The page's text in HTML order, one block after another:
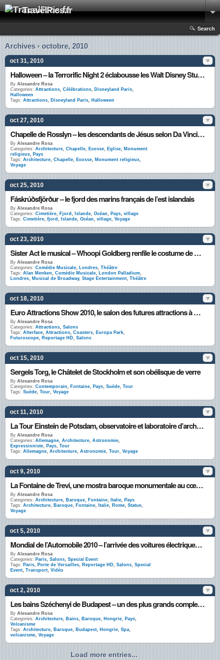
TravelPics.fr
Search
Archives › octobre, 2010
oct 31, 2010
Halloween – la Terrorific Night 2 éclabousse les Walt Disney Studios d’hémoglobine
By Alexandre Rosa
Categories: Attractions, Célébrations, Disneyland Paris,
Halloween
Tags: Attractions, Disneyland Paris, Halloween
oct 27, 2010
Chapelle de Rosslyn – les descendants de Jésus selon Da Vinci Code sont-ils liés aux Templiers?
By Alexandre Rosa
Categories: Architecture, Chapelle, Ecosse, Eglise, Monument
religieux, Pays
Tags: Architecture, Chapelle, Ecosse, Monument religieux,
Voyage
oct 25, 2010
Fáskrúðsfjörður – le fjord des marins français de l’est islandais
By Alexandre Rosa
Categories: Cimetière, Fjord , Islande, Océan, Pays, village
Tags: Cimetière, fjord , Islande, Océan, village, Voyage
oct 23, 2010
Sister Act le musical – Whoopi Goldberg renfile le costume de nonne au London Palladium
By Alexandre Rosa
Categories: Comédie Musicale, Londres, Théâtre
Tags: Alan Menken, Comédie Musicale, London Palladium,
Londres, Musical de Broadway, Stage Entertainment, Théâtre
oct 18, 2010
Euro Attractions Show 2010, le salon des futures attractions à Rome
By Alexandre Rosa
Categories: Attractions, Salons
Tags: Alterface, Attractions, Coasters, Europa Park,
Futuroscope, Reportage HD, Salons
oct 15, 2010
Sergels Torg, le Châtelet de Stockholm et son obélisque de verre
By Alexandre Rosa
Categories: Contemporain, Fontaine, Pays, Suède, Tour
Tags: Suède, Tour, Voyage
oct 11, 2010
La Tour Einstein de Potsdam, observatoire et laboratoire d’architecture expressionniste
By Alexandre Rosa
Categories: Allemagne, Architecture, Astronomie,
Expressioniste, Pays, Tour
Tags: Allemagne, Architecture, Astronomie, Tour, Voyage
oct 9, 2010
La Fontaine de Trevi, une mostra baroque monumentale au cœur de Rome
By Alexandre Rosa
Categories: Architecture, Baroque, Fontaine, Italie, Pays
Tags: Architecture, Baroque, Fontaine, Italie, Rome, Statue,
Voyage
oct 5, 2010
Mondial de l’Automobile 2010 – l’arrivée des voitures électriques signe t-il la fin du pétrole?
By Alexandre Rosa
Categories: Paris, Salons, Special Event
Tags: Paris, Porte de Versailles, Reportage HD, Salons, Special
Event, Transport, Vidéo
oct 2, 2010
Les bains Széchenyi de Budapest – un des plus grands complexes thermaux d’Europe
By Alexandre Rosa
Categories: Architecture, Bains, Baroque, Hongrie, Pays,
Volcanisme
Tags: Architecture, Baroque, Budapest, Hongrie, Spa,
volcanisme, Voyage
Load more entries...